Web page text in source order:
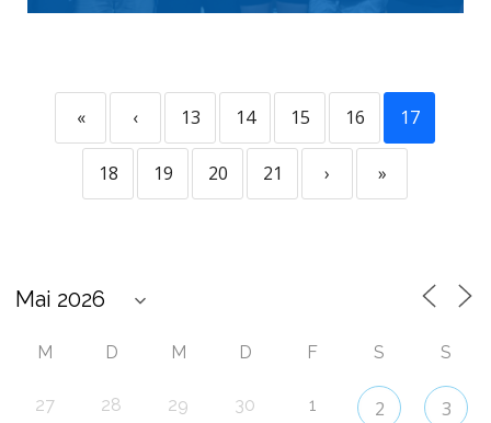
« ‹ 13 14 15 16 17
18 19 20 21 › »
M D M D F S S
27 28 29 30 1 2 3